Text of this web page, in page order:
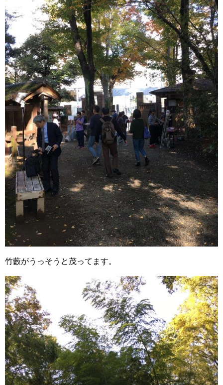
竹藪がうっそうと茂ってます。